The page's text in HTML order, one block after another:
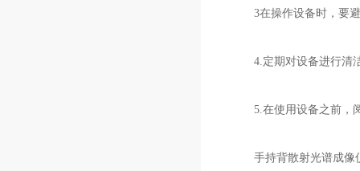
3在操作设备时，要避
4.定期对设备进行清洁
5.在使用设备之前，阅
手持背散射光谱成像仪